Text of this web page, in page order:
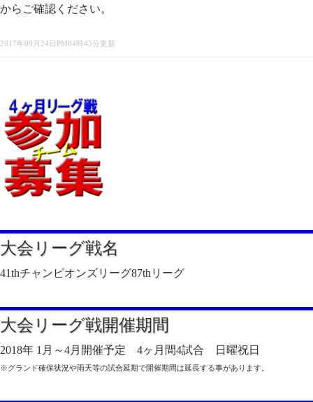
からご確認ください。
2017年09月24日PM04時43分更新
大会リーグ戦名
41thチャンピオンズリーグ87thリーグ
大会リーグ戦開催期間
2018年 1月～4月開催予定 4ヶ月間4試合 日曜祝日
※グランド確保状況や雨天等の試合延期で開催期間は延長する事があります。